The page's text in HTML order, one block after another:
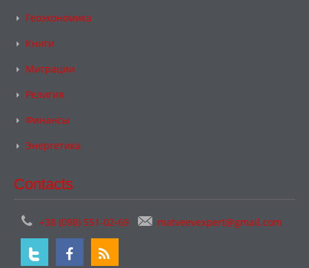
Геоэкономика
Книги
Миграции
Религия
Финансы
Энергетика
Contacts
+38 (098) 551-02-69 matveevexpert@gmail.com